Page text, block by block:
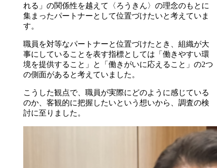
れる」の関係性を越えて〈ろうきん〉の理念のもとに
集まったパートナーとして位置づけたいと考えていま
す。
職員を対等なパートナーと位置づけたとき、組織が大
事にしていることを表す指標としては「働きやすい環
境を提供すること」と「働きがいに応えること」の2つ
の側面があると考えていました。
こうした観点で、職員が実際にどのように感じている
のか、客観的に把握したいという想いから、調査の検
討に至りました。